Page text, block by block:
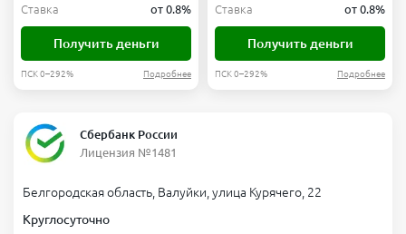
Ставка
от 0.8%
Получить деньги
ПСК 0–292% Подробнее
Ставка
от 0.8%
Получить деньги
ПСК 0–292% Подробнее
Сбербанк России
Лицензия №1481
Белгородская область, Валуйки, улица Курячего, 22
Круглосуточно